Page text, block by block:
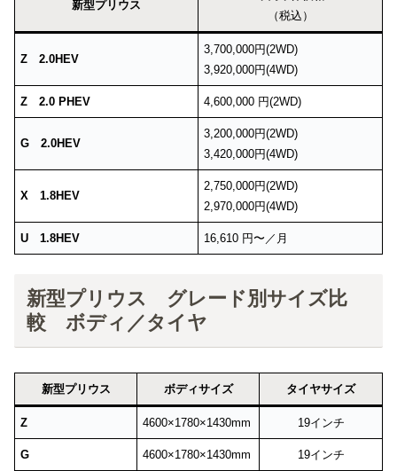
新型プリウス
（税込）
Z 2.0HEV
3,700,000円(2WD)
3,920,000円(4WD)
Z 2.0 PHEV 4,600,000 円(2WD)
G 2.0HEV
3,200,000円(2WD)
3,420,000円(4WD)
X 1.8HEV
2,750,000円(2WD)
2,970,000円(4WD)
U 1.8HEV 16,610 円〜／月
新型プリウス グレード別サイズ比
較 ボディ／タイヤ
新型プリウス ボディサイズ タイヤサイズ
Z 4600×1780×1430mm 19インチ
G 4600×1780×1430mm 19インチ